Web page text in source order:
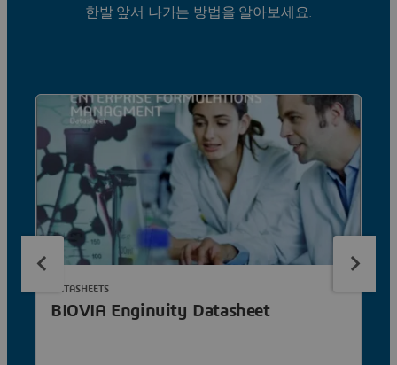
한발 앞서 나가는 방법을 알아보세요.
BIOVIA Enginuity Datasheet
DATASHEETS